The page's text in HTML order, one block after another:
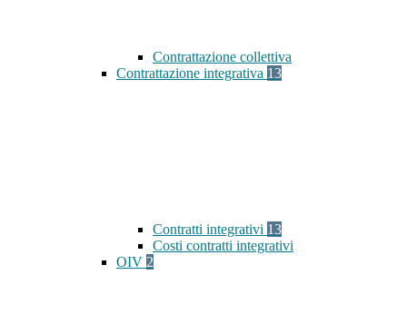
Contrattazione collettiva
Contrattazione integrativa 13
Contratti integrativi 13
Costi contratti integrativi
OIV 2